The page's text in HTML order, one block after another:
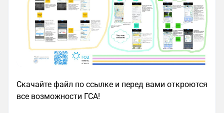
Скачайте файл по ссылке и перед вами откроются
все возможности ГСА!